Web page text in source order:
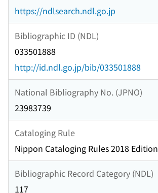
https://ndlsearch.ndl.go.jp
Bibliographic ID (NDL)
033501888
http://id.ndl.go.jp/bib/033501888
National Bibliography No. (JPNO)
23983739
Cataloging Rule
Nippon Cataloging Rules 2018 Edition
Bibliographic Record Category (NDL)
117